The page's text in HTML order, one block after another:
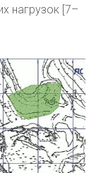
нагрузок [7–